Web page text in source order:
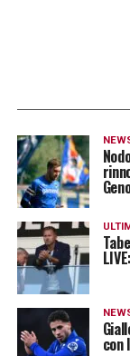
l’iter al più
Correa,
rimandare
sarà
nuovamente.
LA PLAYLIST
con